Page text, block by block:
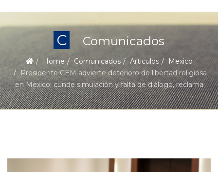
C Comunicados
Home Comunicados Articulos
Mexico
Presidente CEM advierte deterioro de libertad religiosa
en México; cunde simulación y falta de diálogo, reclama